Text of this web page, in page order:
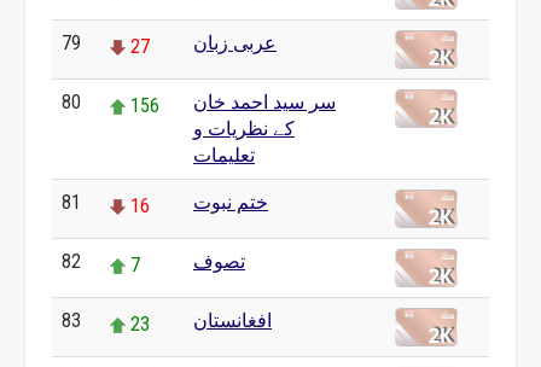
79 27 عربی زبان
80 156
سر سید احمد خان
کے نظریات و
تعلیمات
81 16 ختم نبوت
82 7 تصوف
83 23 افغانستان